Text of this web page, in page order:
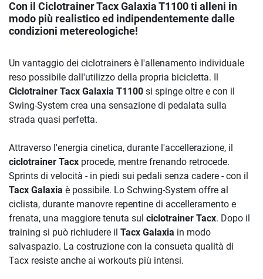
Con il Ciclotrainer Tacx Galaxia T1100 ti alleni in
modo più realistico ed indipendentemente dalle
condizioni metereologiche!
Un vantaggio dei ciclotrainers è l'allenamento individuale
reso possibile dall'utilizzo della propria bicicletta. Il
Ciclotrainer Tacx Galaxia T1100 si spinge oltre e con il
Swing-System crea una sensazione di pedalata sulla
strada quasi perfetta.
Attraverso l'energia cinetica, durante l'accellerazione, il
ciclotrainer Tacx procede, mentre frenando retrocede.
Sprints di velocità - in piedi sui pedali senza cadere - con il
Tacx Galaxia è possibile. Lo Schwing-System offre al
ciclista, durante manovre repentine di accelleramento e
frenata, una maggiore tenuta sul ciclotrainer Tacx. Dopo il
training si può richiudere il Tacx Galaxia in modo
salvaspazio. La costruzione con la consueta qualità di
Tacx resiste anche ai workouts più intensi.